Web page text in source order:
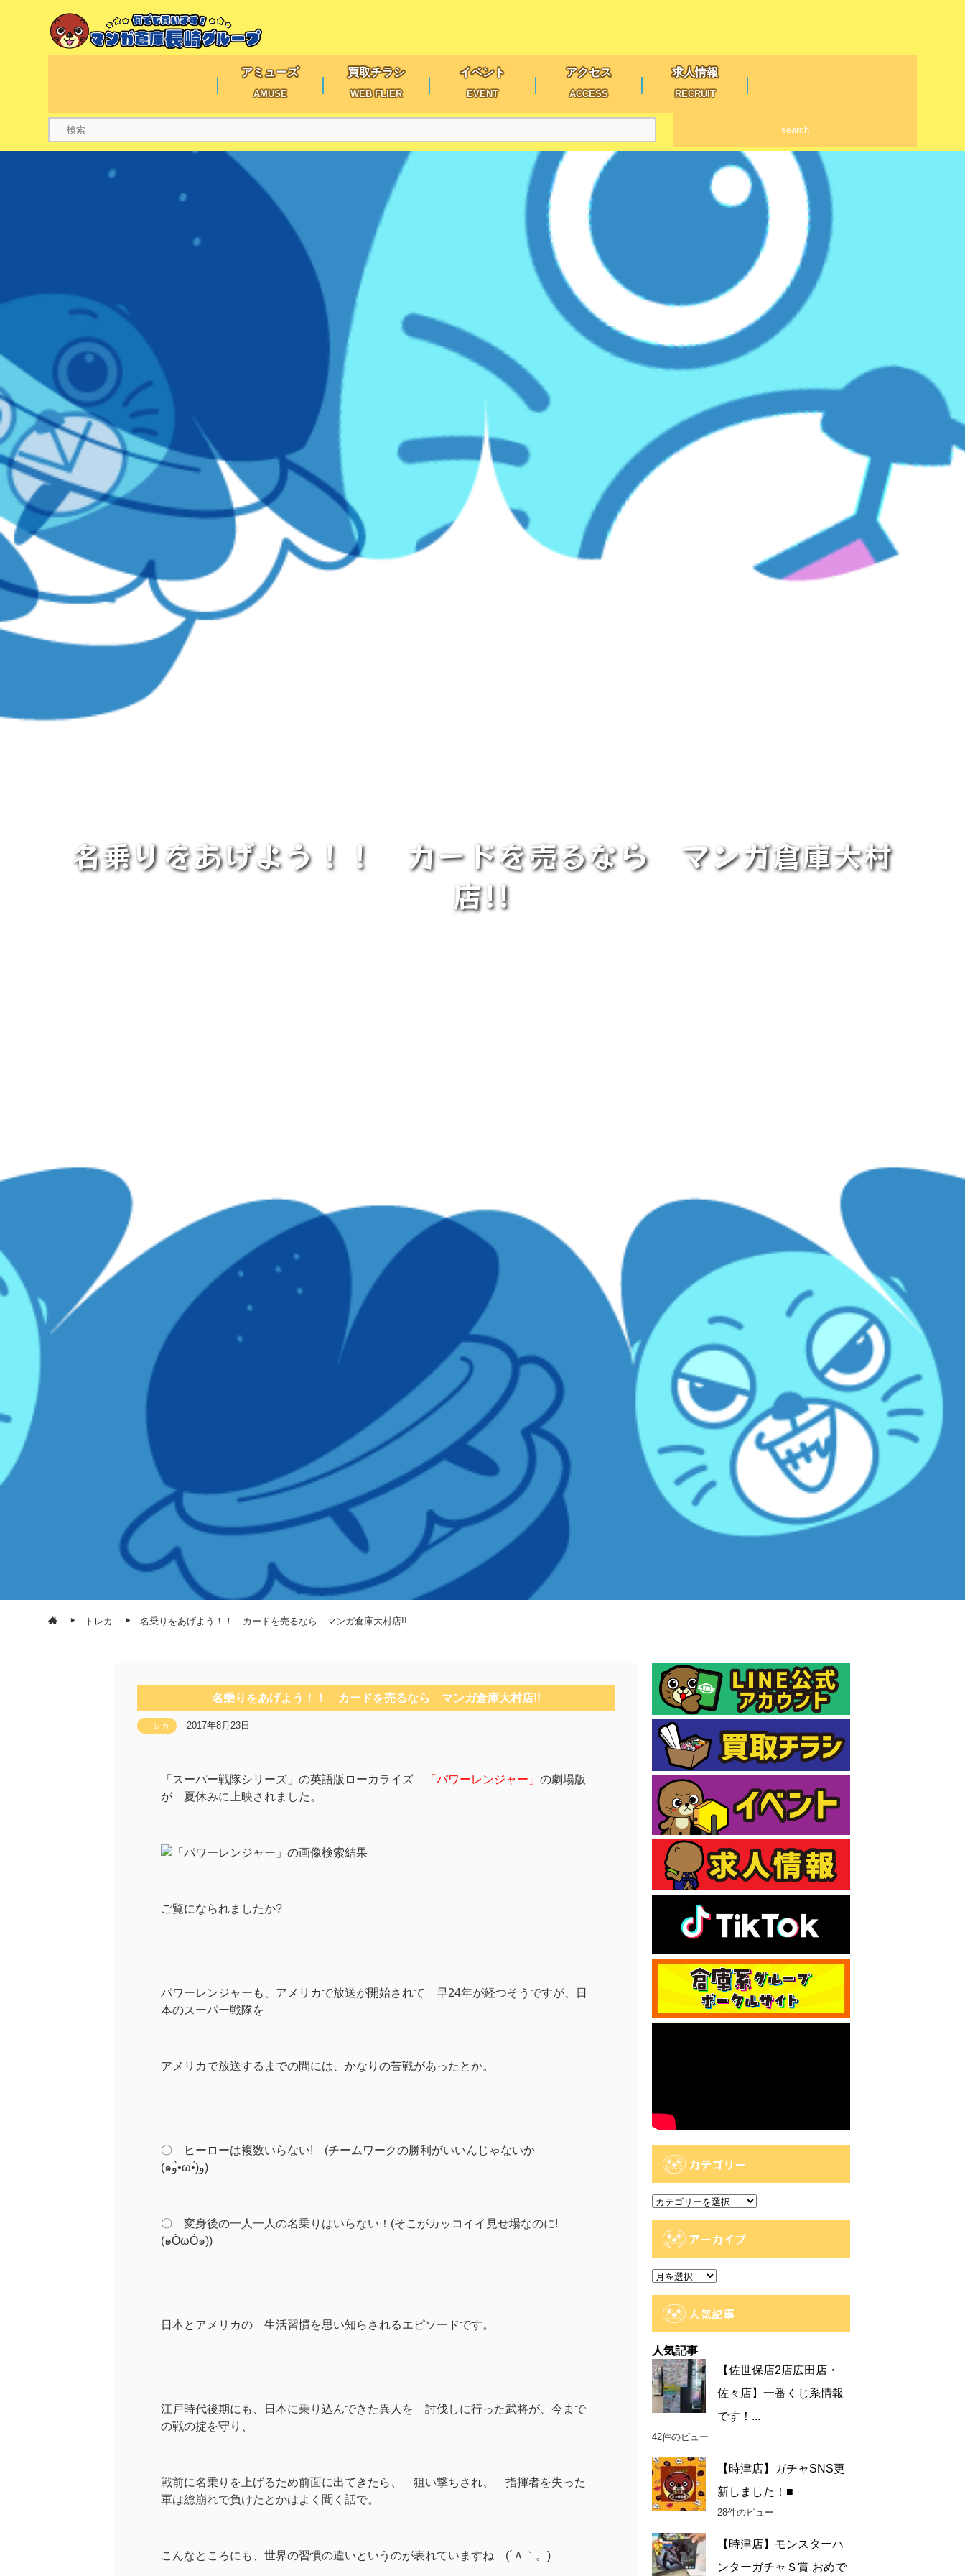
アミューズ
AMUSE
買取チラシ
WEB FLIER
イベント
EVENT
アクセス
ACCESS
求人情報
RECRUIT
search
名乗りをあげよう！！ カードを売るなら マンガ倉庫大村
店!!
トレカ 名乗りをあげよう！！ カードを売るなら マンガ倉庫大村店!!
名乗りをあげよう！！ カードを売るなら マンガ倉庫大村店!!
トレカ 2017年8月23日
「スーパー戦隊シリーズ」の英語版ローカライズ 「パワーレンジャー」 の劇場版
が 夏休みに上映されました。
ご覧になられましたか?
パワーレンジャーも、アメリカで放送が開始されて 早24年が経つそうですが、日
本のスーパー戦隊を
アメリカで放送するまでの間には、かなりの苦戦があったとか。
〇 ヒーローは複数いらない! (チームワークの勝利がいいんじゃないか
(๑و•̀ω•́)و)
〇 変身後の一人一人の名乗りはいらない！(そこがカッコイイ見せ場なのに!
(๑ÒωÓ๑))
日本とアメリカの 生活習慣を思い知らされるエピソードです。
江戸時代後期にも、日本に乗り込んできた異人を 討伐しに行った武将が、今まで
の戦の掟を守り、
戦前に名乗りを上げるため前面に出てきたら、 狙い撃ちされ、 指揮者を失った
軍は総崩れで負けたとかはよく聞く話で。
こんなところにも、世界の習慣の違いというのが表れていますね (´Ａ｀。)
カテゴリー
カ
アーカイブ
ア
人気記事
人気記事
【佐世保店2店広田店・
佐々店】一番くじ系情報
です！...
42件のビュー
【時津店】ガチャSNS更
新しました！■
28件のビュー
【時津店】モンスターハ
ンターガチャＳ賞 おめで